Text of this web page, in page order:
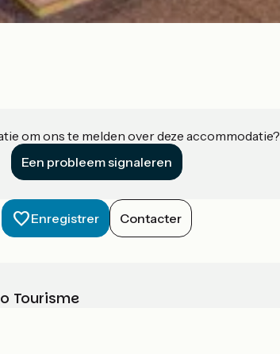
om ons te melden over deze accommodatie?
Een probleem signaleren
Enregistrer Contacter
Tourisme